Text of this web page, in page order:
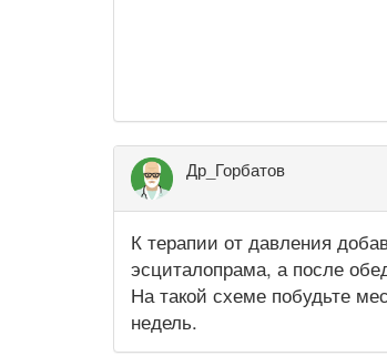
Др_Горбатов
К терапии от давления
эсциталопрама, а после
На такой схеме побудьте
недель.